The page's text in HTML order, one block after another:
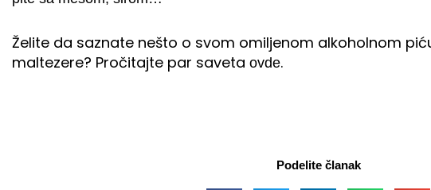
Želite da saznate nešto o svom omiljenom alkoholnom
maltezere? Pročitajte par saveta ovde.
Podelite članak